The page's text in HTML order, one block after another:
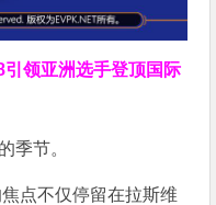
引领亚洲选手登顶国际
季节。
点不仅停留在拉斯维